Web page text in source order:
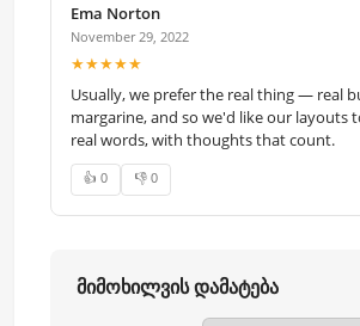
Ema Norton
November 29, 2022
★★★★★
Usually, we prefer the real thing — real
margarine, and so we'd like our layouts
real words, with thoughts that count.
👍 0 👎 0
მიმოხილვის დამატება